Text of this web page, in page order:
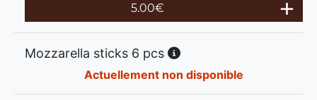
5.00€
Mozzarella sticks 6 pcs
Actuellement non disponible